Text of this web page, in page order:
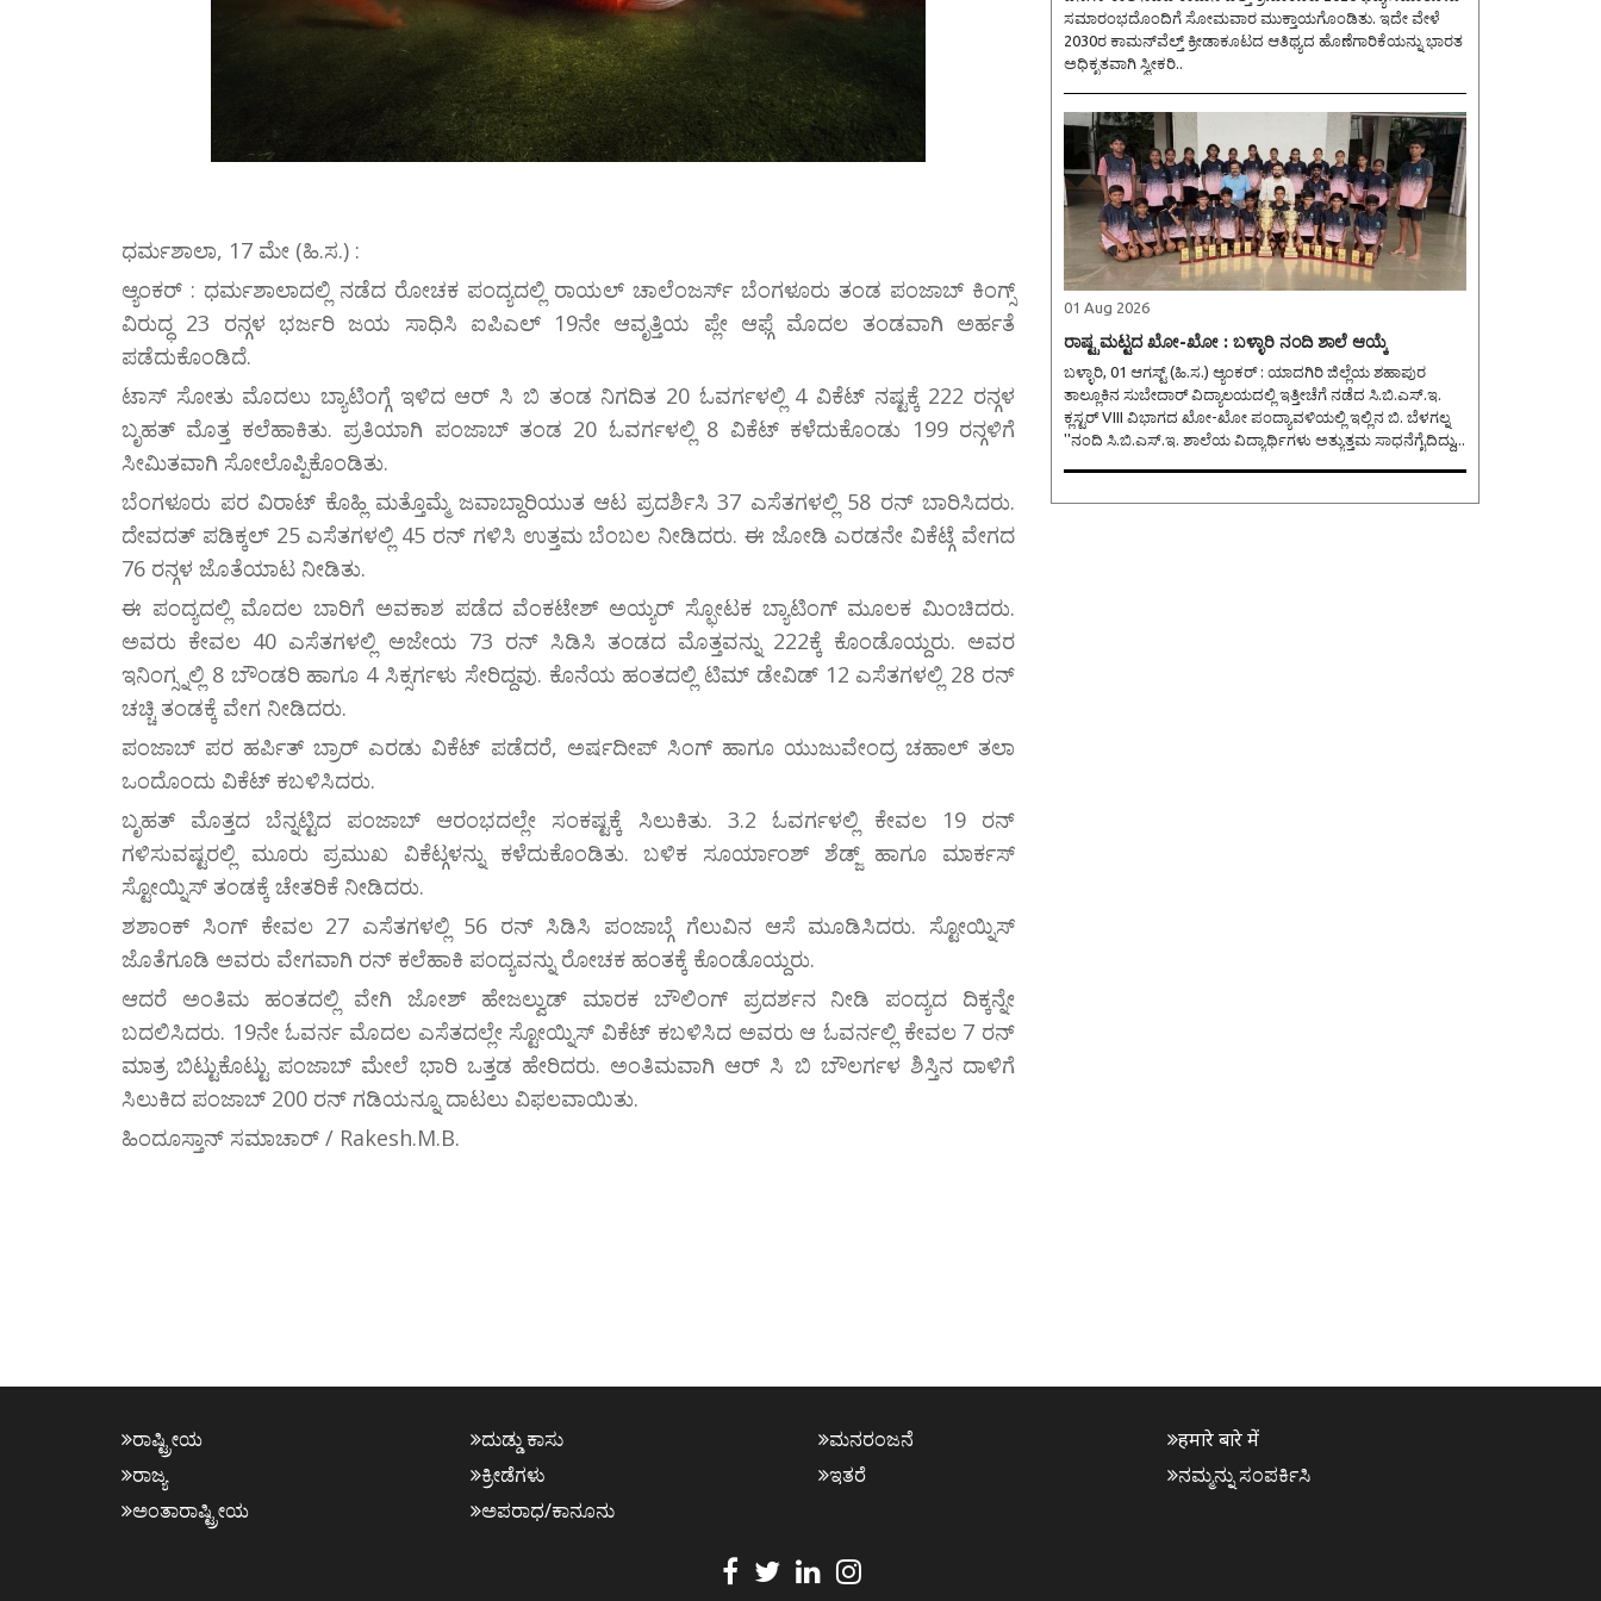
ಧರ್ಮಶಾಲಾ, 17 ಮೇ (ಹಿ.ಸ.) :
ಆ್ಯಂಕರ್ : ಧರ್ಮಶಾಲಾದಲ್ಲಿ ನಡೆದ ರೋಚಕ ಪಂದ್ಯದಲ್ಲಿ ರಾಯಲ್ ಚಾಲೆಂಜರ್ಸ್ ಬೆಂಗಳೂರು ತಂಡ ಪಂಜಾಬ್ ಕಿಂಗ್ಸ್
ವಿರುದ್ಧ 23 ರನ್ಗಳ ಭರ್ಜರಿ ಜಯ ಸಾಧಿಸಿ ಐಪಿಎಲ್ 19ನೇ ಆವೃತ್ತಿಯ ಪ್ಲೇ ಆಫ್ಗೆ ಮೊದಲ ತಂಡವಾಗಿ ಅರ್ಹತೆ
ಪಡೆದುಕೊಂಡಿದೆ.
ಟಾಸ್ ಸೋತು ಮೊದಲು ಬ್ಯಾಟಿಂಗ್ಗೆ ಇಳಿದ ಆರ್ ಸಿ ಬಿ ತಂಡ ನಿಗದಿತ 20 ಓವರ್ಗಳಲ್ಲಿ 4 ವಿಕೆಟ್ ನಷ್ಟಕ್ಕೆ 222 ರನ್ಗಳ
ಬೃಹತ್ ಮೊತ್ತ ಕಲೆಹಾಕಿತು. ಪ್ರತಿಯಾಗಿ ಪಂಜಾಬ್ ತಂಡ 20 ಓವರ್ಗಳಲ್ಲಿ 8 ವಿಕೆಟ್ ಕಳೆದುಕೊಂಡು 199 ರನ್ಗಳಿಗೆ
ಸೀಮಿತವಾಗಿ ಸೋಲೊಪ್ಪಿಕೊಂಡಿತು.
ಬೆಂಗಳೂರು ಪರ ವಿರಾಟ್ ಕೊಹ್ಲಿ ಮತ್ತೊಮ್ಮೆ ಜವಾಬ್ದಾರಿಯುತ ಆಟ ಪ್ರದರ್ಶಿಸಿ 37 ಎಸೆತಗಳಲ್ಲಿ 58 ರನ್ ಬಾರಿಸಿದರು.
ದೇವದತ್ ಪಡಿಕ್ಕಲ್ 25 ಎಸೆತಗಳಲ್ಲಿ 45 ರನ್ ಗಳಿಸಿ ಉತ್ತಮ ಬೆಂಬಲ ನೀಡಿದರು. ಈ ಜೋಡಿ ಎರಡನೇ ವಿಕೆಟ್ಗೆ ವೇಗದ
76 ರನ್ಗಳ ಜೊತೆಯಾಟ ನೀಡಿತು.
ಈ ಪಂದ್ಯದಲ್ಲಿ ಮೊದಲ ಬಾರಿಗೆ ಅವಕಾಶ ಪಡೆದ ವೆಂಕಟೇಶ್ ಅಯ್ಯರ್ ಸ್ಫೋಟಕ ಬ್ಯಾಟಿಂಗ್ ಮೂಲಕ ಮಿಂಚಿದರು.
ಅವರು ಕೇವಲ 40 ಎಸೆತಗಳಲ್ಲಿ ಅಜೇಯ 73 ರನ್ ಸಿಡಿಸಿ ತಂಡದ ಮೊತ್ತವನ್ನು 222ಕ್ಕೆ ಕೊಂಡೊಯ್ದರು. ಅವರ
ಇನಿಂಗ್ಸ್ನಲ್ಲಿ 8 ಬೌಂಡರಿ ಹಾಗೂ 4 ಸಿಕ್ಸರ್ಗಳು ಸೇರಿದ್ದವು. ಕೊನೆಯ ಹಂತದಲ್ಲಿ ಟಿಮ್ ಡೇವಿಡ್ 12 ಎಸೆತಗಳಲ್ಲಿ 28 ರನ್
ಚಚ್ಚಿ ತಂಡಕ್ಕೆ ವೇಗ ನೀಡಿದರು.
ಪಂಜಾಬ್ ಪರ ಹರ್ಪಿತ್ ಬ್ರಾರ್ ಎರಡು ವಿಕೆಟ್ ಪಡೆದರೆ, ಅರ್ಷದೀಪ್ ಸಿಂಗ್ ಹಾಗೂ ಯುಜುವೇಂದ್ರ ಚಹಾಲ್ ತಲಾ
ಒಂದೊಂದು ವಿಕೆಟ್ ಕಬಳಿಸಿದರು.
ಬೃಹತ್ ಮೊತ್ತದ ಬೆನ್ನಟ್ಟಿದ ಪಂಜಾಬ್ ಆರಂಭದಲ್ಲೇ ಸಂಕಷ್ಟಕ್ಕೆ ಸಿಲುಕಿತು. 3.2 ಓವರ್ಗಳಲ್ಲಿ ಕೇವಲ 19 ರನ್
ಗಳಿಸುವಷ್ಟರಲ್ಲಿ ಮೂರು ಪ್ರಮುಖ ವಿಕೆಟ್ಗಳನ್ನು ಕಳೆದುಕೊಂಡಿತು. ಬಳಿಕ ಸೂರ್ಯಾಂಶ್ ಶೆಡ್ಜ್ ಹಾಗೂ ಮಾರ್ಕಸ್
ಸ್ಟೋಯ್ನಿಸ್ ತಂಡಕ್ಕೆ ಚೇತರಿಕೆ ನೀಡಿದರು.
ಶಶಾಂಕ್ ಸಿಂಗ್ ಕೇವಲ 27 ಎಸೆತಗಳಲ್ಲಿ 56 ರನ್ ಸಿಡಿಸಿ ಪಂಜಾಬ್ಗೆ ಗೆಲುವಿನ ಆಸೆ ಮೂಡಿಸಿದರು. ಸ್ಟೋಯ್ನಿಸ್
ಜೊತೆಗೂಡಿ ಅವರು ವೇಗವಾಗಿ ರನ್ ಕಲೆಹಾಕಿ ಪಂದ್ಯವನ್ನು ರೋಚಕ ಹಂತಕ್ಕೆ ಕೊಂಡೊಯ್ದರು.
ಆದರೆ ಅಂತಿಮ ಹಂತದಲ್ಲಿ ವೇಗಿ ಜೋಶ್ ಹೇಜಲ್ವುಡ್ ಮಾರಕ ಬೌಲಿಂಗ್ ಪ್ರದರ್ಶನ ನೀಡಿ ಪಂದ್ಯದ ದಿಕ್ಕನ್ನೇ
ಬದಲಿಸಿದರು. 19ನೇ ಓವರ್ನ ಮೊದಲ ಎಸೆತದಲ್ಲೇ ಸ್ಟೋಯ್ನಿಸ್ ವಿಕೆಟ್ ಕಬಳಿಸಿದ ಅವರು ಆ ಓವರ್ನಲ್ಲಿ ಕೇವಲ 7 ರನ್
ಮಾತ್ರ ಬಿಟ್ಟುಕೊಟ್ಟು ಪಂಜಾಬ್ ಮೇಲೆ ಭಾರಿ ಒತ್ತಡ ಹೇರಿದರು. ಅಂತಿಮವಾಗಿ ಆರ್ ಸಿ ಬಿ ಬೌಲರ್ಗಳ ಶಿಸ್ತಿನ ದಾಳಿಗೆ
ಸಿಲುಕಿದ ಪಂಜಾಬ್ 200 ರನ್ ಗಡಿಯನ್ನೂ ದಾಟಲು ವಿಫಲವಾಯಿತು.
ಹಿಂದೂಸ್ತಾನ್ ಸಮಾಚಾರ್ / Rakesh.M.B.
ಸಮಾರಂಭದೊಂದಿಗೆ ಸೋಮವಾರ ಮುಕ್ತಾಯಗೊಂಡಿತು. ಇದೇ ವೇಳೆ
2030ರ ಕಾಮನ್‌ವೆಲ್ತ್ ಕ್ರೀಡಾಕೂಟದ ಆತಿಥ್ಯದ ಹೊಣೆಗಾರಿಕೆಯನ್ನು ಭಾರತ
ಅಧಿಕೃತವಾಗಿ ಸ್ವೀಕರಿ..
01 Aug 2026
ರಾಷ್ಟ್ರಮಟ್ಟದ ಖೋ-ಖೋ : ಬಳ್ಳಾರಿ ನಂದಿ ಶಾಲೆ ಆಯ್ಕೆ
ಬಳ್ಳಾರಿ, 01 ಆಗಸ್ಟ್ (ಹಿ.ಸ.) ಆ್ಯಂಕರ್ : ಯಾದಗಿರಿ ಜಿಲ್ಲೆಯ ಶಹಾಪುರ
ತಾಲ್ಲೂಕಿನ ಸುಬೇದಾರ್ ವಿದ್ಯಾಲಯದಲ್ಲಿ ಇತ್ತೀಚೆಗೆ ನಡೆದ ಸಿ.ಬಿ.ಎಸ್.ಇ.
ಕ್ಲಸ್ಟರ್ VIII ವಿಭಾಗದ ಖೋ-ಖೋ ಪಂದ್ಯಾವಳಿಯಲ್ಲಿ ಇಲ್ಲಿನ ಬಿ. ಬೆಳಗಲ್ನ
''ನಂದಿ ಸಿ.ಬಿ.ಎಸ್.ಇ. ಶಾಲೆಯ ವಿದ್ಯಾರ್ಥಿಗಳು ಅತ್ಯುತ್ತಮ ಸಾಧನೆಗೈದಿದ್ದು,..
ರಾಷ್ಟ್ರೀಯ
ರಾಜ್ಯ
ಅಂತಾರಾಷ್ಟ್ರೀಯ
ದುಡ್ಡು ಕಾಸು
ಕ್ರೀಡೆಗಳು
ಅಪರಾಧ/ಕಾನೂನು
ಮನರಂಜನೆ
ಇತರೆ
हमारे बारे में
ನಮ್ಮನ್ನು ಸಂಪರ್ಕಿಸಿ